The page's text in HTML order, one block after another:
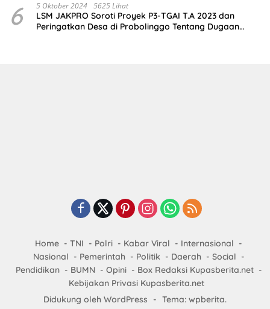
6 5 Oktober 2024 5625 Lihat
LSM JAKPRO Soroti Proyek P3-TGAI T.A 2023 dan
Peringatkan Desa di Probolinggo Tentang Dugaan
Home TNI Polri Kabar Viral
Internasional
Nasional
Pemerintah Politik Daerah
Social
Pendidikan
BUMN Opini
Box Redaksi Kupasberita.net
Kebijakan Privasi Kupasberita.net
Didukung oleh WordPress
- Tema: wpberita.